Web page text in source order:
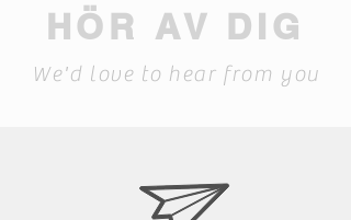
HÖR AV DIG
We'd love to hear from you